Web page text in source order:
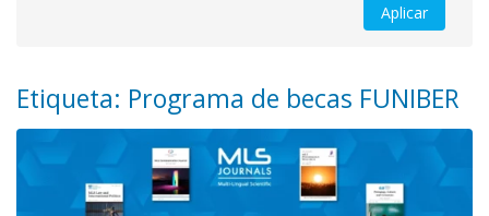
Etiqueta: Programa de becas FUNIBER